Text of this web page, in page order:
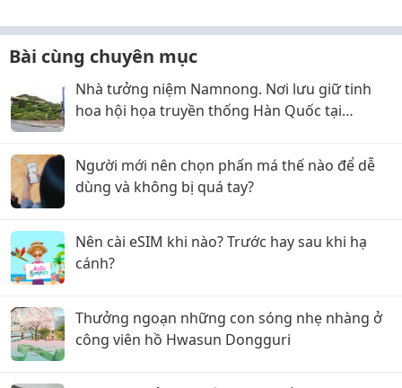
Bài cùng chuyên mục
Nhà tưởng niệm Namnong. Nơi lưu giữ tinh
hoa hội họa truyền thống Hàn Quốc tại
Người mới nên chọn phấn má thế nào để dễ
dùng và không bị quá tay?
Nên cài eSIM khi nào? Trước hay sau khi hạ
cánh?
Thưởng ngoạn những con sóng nhẹ nhàng ở
công viên hồ Hwasun Dongguri